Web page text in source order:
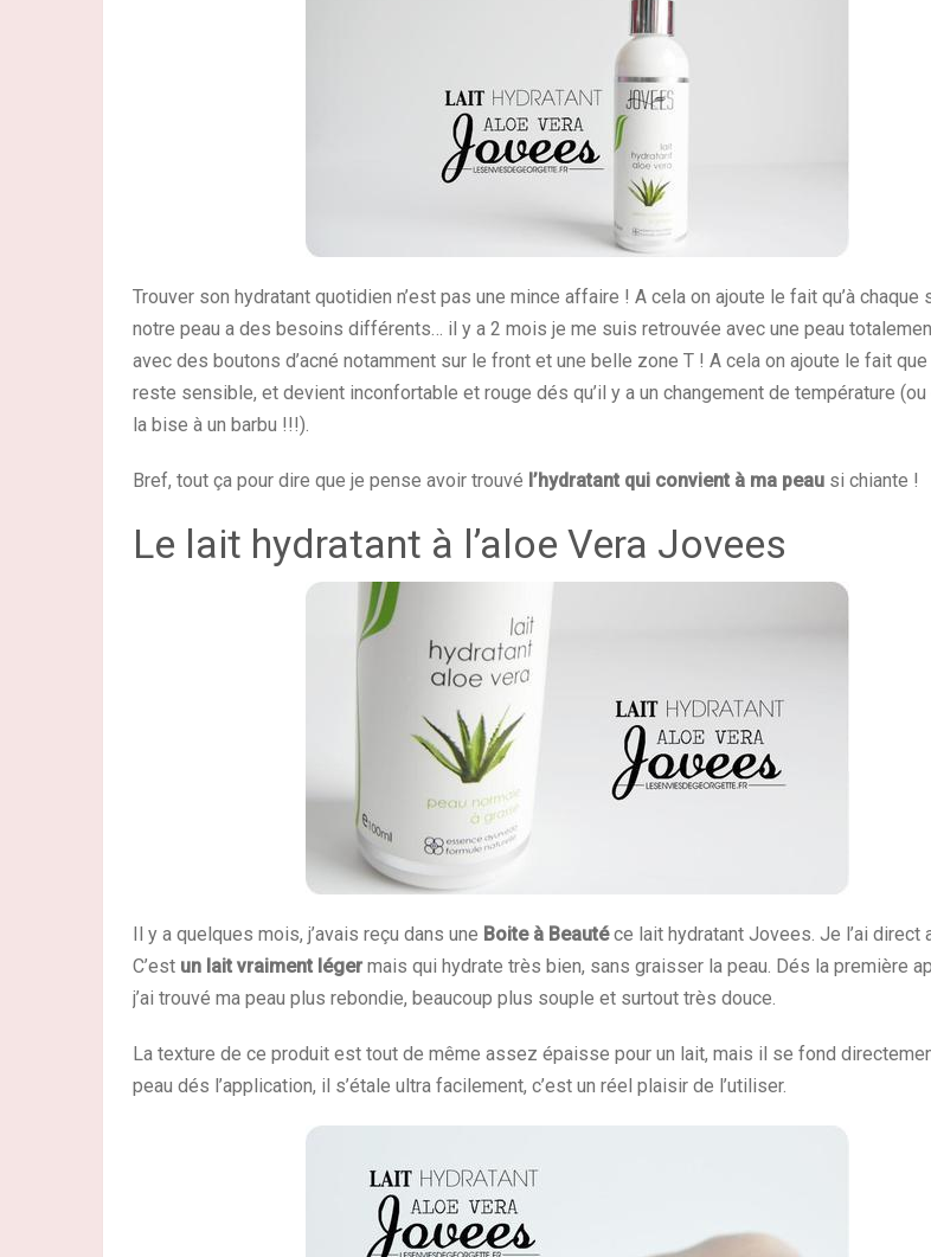
Trouver son hydratant quotidien n’est pas une mince affaire ! A cela on ajoute le fait qu’à chaque
notre peau a des besoins différents… il y a 2 mois je me suis retrouvée avec une peau
avec des boutons d’acné notamment sur le front et une belle zone T ! A cela on ajoute le fait que
reste sensible, et devient inconfortable et rouge dés qu’il y a un changement de température
la bise à un barbu !!!).
Bref, tout ça pour dire que je pense avoir trouvé l’hydratant qui convient à ma peau si chiante !
Le lait hydratant à l’aloe Vera Jovees
Il y a quelques mois, j’avais reçu dans une Boite à Beautéce lait hydratant Jovees. Je l’ai direct
C’est un lait vraiment léger mais qui hydrate très bien, sans graisser la peau. Dés la première
j’ai trouvé ma peau plus rebondie, beaucoup plus souple et surtout très douce.
La texture de ce produit est tout de même assez épaisse pour un lait, mais il se fond
peau dés l’application, il s’étale ultra facilement, c’est un réel plaisir de l’utiliser.